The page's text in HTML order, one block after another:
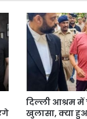
दिल्ली आश्रम में
खुलासा, क्या